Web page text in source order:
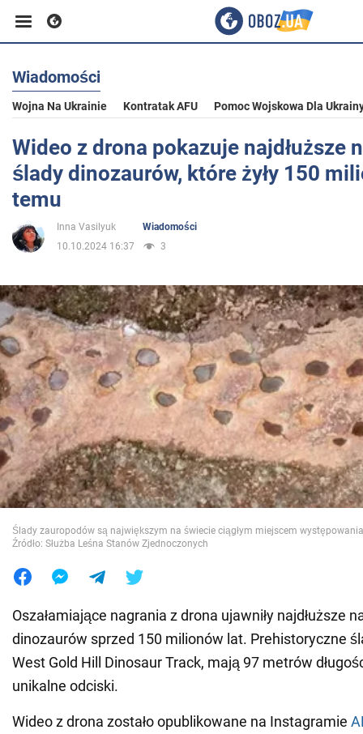
Biznes
Sport
Rozrywka
Życie
Polityka
Społeczeństwo
Wojna na Ukrainie
Świat
Jedzenie
Wiadomości
Wojna Na Ukrainie Kontratak AFU Pomoc Wojskowa Dla
Wideo z drona pokazuje najdłuższe
ślady dinozaurów, które żyły 150
temu
Inna Vasilyuk
Wiadomości
10.10.2024 16:37
3
Ślady zauropodów są największym na świecie ciągłym miejscem
Źródło: Służba Leśna Stanów Zjednoczonych
Oszałamiające nagrania z drona ujawniły najdłuższe
dinozaurów sprzed 150 milionów lat. Prehistoryczne
West Gold Hill Dinosaur Track, mają 97 metrów
unikalne odciski.
Wideo z drona zostało opublikowane na Instagramie